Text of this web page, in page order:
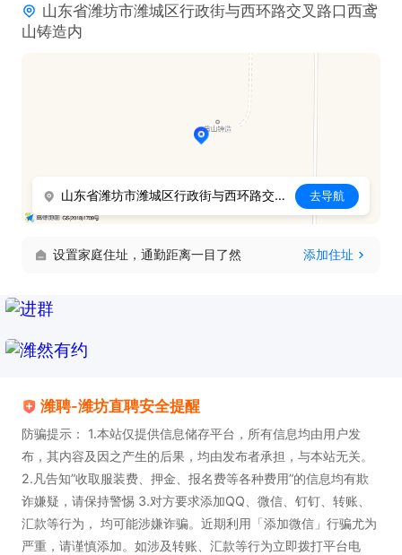
山东省潍坊市潍城区行政街与西环路交叉路口西鸢
山铸造内
山东省潍坊市潍城区行政街与西环路交叉路口西鸢山铸造内 去导航
设置家庭住址，通勤距离一目了然 添加住址
潍聘-潍坊直聘安全提醒
防骗提示： 1.本站仅提供信息储存平台，所有信息均由用户发
布，其内容及因之产生的后果，均由发布者承担，与本站无关。
2.凡告知”收取服装费、押金、报名费等各种费用”的信息均有欺
诈嫌疑，请保持警惕 3.对方要求添加QQ、微信、钉钉、转账、
汇款等行为， 均可能涉嫌诈骗。近期利用「添加微信」行骗尤为
严重，请谨慎添加。如涉及转账、汇款等行为立即拨打平台电